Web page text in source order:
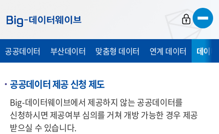
가
가
가
공공데이터 부산데이터 맞춤형 데이터 연계 데이터 데이
공공데이터 제공 신청 제도
Big-데이터웨이브에서 제공하지 않는 공공데이터를
신청하시면 제공여부 심의를 거쳐 개방 가능한 경우 제공
받으실 수 있습니다.